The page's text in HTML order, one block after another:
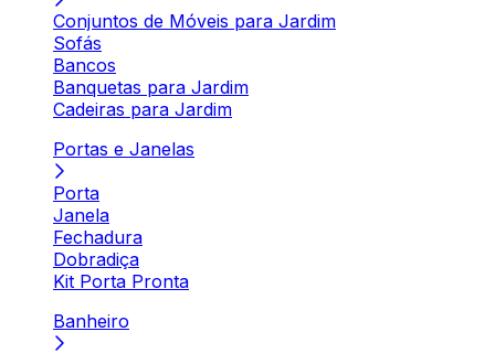
Conjuntos de Móveis para Jardim
Sofás
Bancos
Banquetas para Jardim
Cadeiras para Jardim
Portas e Janelas
Porta
Janela
Fechadura
Dobradiça
Kit Porta Pronta
Banheiro